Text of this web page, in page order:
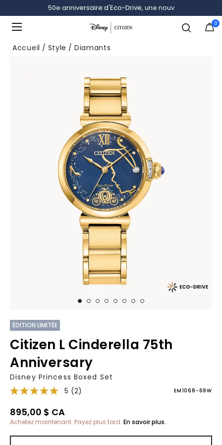
50e anniversaire d'Eco-Drive, une nouv
VERSION ANGLAISE
0
Accueil Style Diamants
ÉDITION LIMITÉE
Citizen L Cinderella 75th
Anniversary
Disney Princess Boxed Set
5 (2) EM1068-69W
895,00 $ CA
Achetez maintenant. Payez plus tard. En savoir plus.